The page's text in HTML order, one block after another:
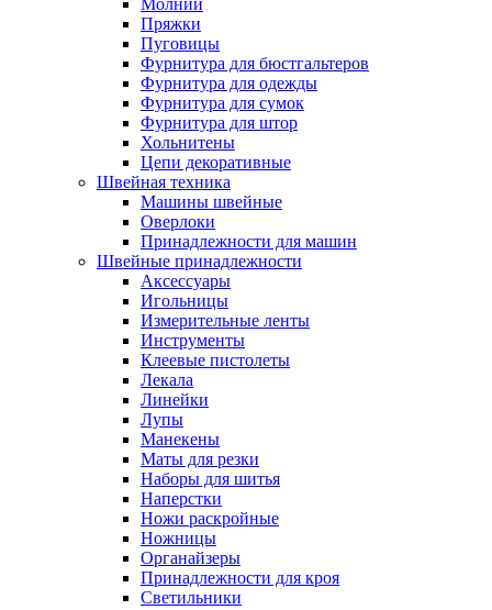
Молнии
Пряжки
Пуговицы
Фурнитура для бюстгальтеров
Фурнитура для одежды
Фурнитура для сумок
Фурнитура для штор
Хольнитены
Цепи декоративные
Швейная техника
Машины швейные
Оверлоки
Принадлежности для машин
Швейные принадлежности
Аксессуары
Игольницы
Измерительные ленты
Инструменты
Клеевые пистолеты
Лекала
Линейки
Лупы
Манекены
Маты для резки
Наборы для шитья
Наперстки
Ножи раскройные
Ножницы
Органайзеры
Принадлежности для кроя
Светильники